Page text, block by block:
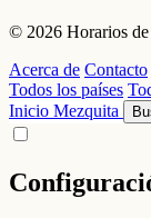
© 2026 Horarios de
Acerca de Contacto
Todos los países
Inicio Mezquita